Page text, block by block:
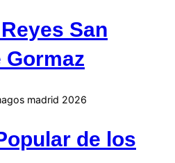
San
Gormaz
de los